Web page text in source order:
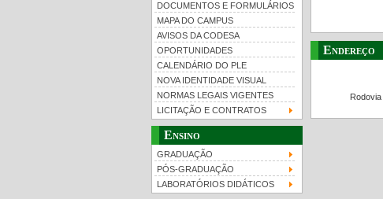
DOCUMENTOS E FORMULÁRIOS
MAPA DO CAMPUS
AVISOS DA CODESA
OPORTUNIDADES
CALENDÁRIO DO PLE
NOVA IDENTIDADE VISUAL
NORMAS LEGAIS VIGENTES
LICITAÇÃO E CONTRATOS
Ensino
GRADUAÇÃO
PÓS-GRADUAÇÃO
LABORATÓRIOS DIDÁTICOS
Endereço
UFRJ 100 anos